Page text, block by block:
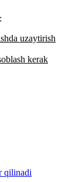
uzaytirish
kerak
qilinadi